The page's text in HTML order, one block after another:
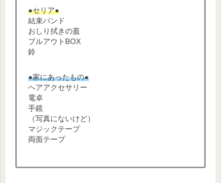
●セリア●
結束バンド
おしり拭きの蓋
プルアウトBOX
鈴
●家にあったもの●
ヘアアクセサリー
電卓
手鏡
（写真にないけど）
マジックテープ
両面テープ